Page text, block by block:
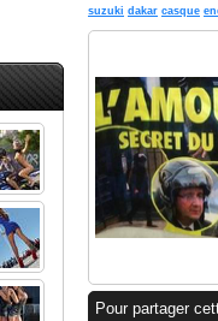
suzuki dakar casque
Pour partager